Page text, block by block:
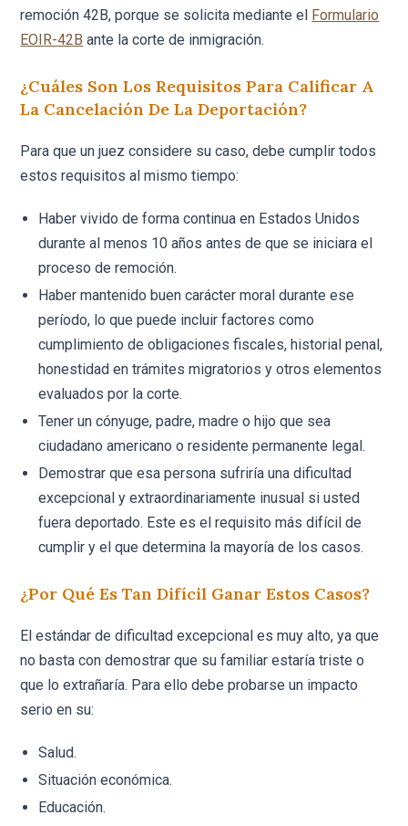
remoción 42B, porque se solicita mediante el Formulario
EOIR-42B ante la corte de inmigración.
¿Cuáles Son Los Requisitos Para Calificar A
La Cancelación De La Deportación?
Para que un juez considere su caso, debe cumplir todos
estos requisitos al mismo tiempo:
Haber vivido de forma continua en Estados Unidos
durante al menos 10 años antes de que se iniciara el
proceso de remoción.
Haber mantenido buen carácter moral durante ese
período, lo que puede incluir factores como
cumplimiento de obligaciones fiscales, historial penal,
honestidad en trámites migratorios y otros elementos
evaluados por la corte.
Tener un cónyuge, padre, madre o hijo que sea
ciudadano americano o residente permanente legal.
Demostrar que esa persona sufriría una dificultad
excepcional y extraordinariamente inusual si usted
fuera deportado. Este es el requisito más difícil de
cumplir y el que determina la mayoría de los casos.
¿Por Qué Es Tan Difícil Ganar Estos Casos?
El estándar de dificultad excepcional es muy alto, ya que
no basta con demostrar que su familiar estaría triste o
que lo extrañaría. Para ello debe probarse un impacto
serio en su:
Salud.
Situación económica.
Educación.